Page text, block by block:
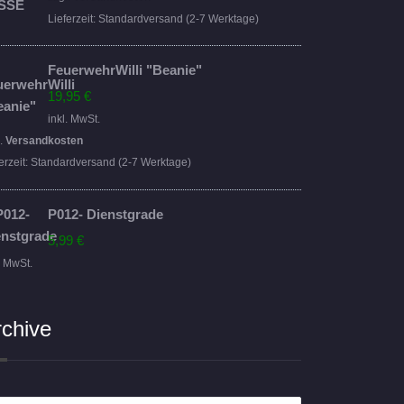
16,95 € 14,95 €.
Lieferzeit: Standardversand (2-7 Werktage)
FeuerwehrWilli "Beanie"
19,95 €
inkl. MwSt.
Versandkosten
Standardversand (2-7 Werktage)
P012- Dienstgrade
5,99 €